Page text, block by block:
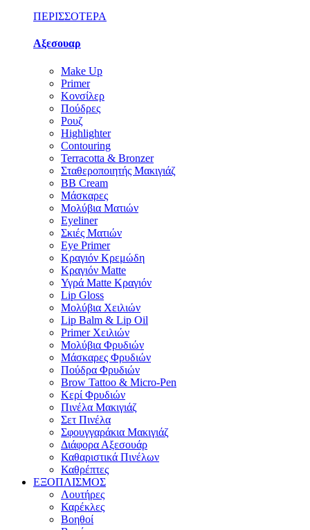
ΠΕΡΙΣΣΟΤΕΡΑ
Αξεσουαρ
Make Up
Primer
Κονσίλερ
Πούδρες
Ρουζ
Highlighter
Contouring
Terracotta & Bronzer
Σταθεροποιητής Μακιγιάζ
BB Cream
Μάσκαρες
Μολύβια Ματιών
Eyeliner
Σκιές Ματιών
Eye Primer
Κραγιόν Κρεμώδη
Κραγιόν Matte
Υγρά Matte Κραγιόν
Lip Gloss
Μολύβια Χειλιών
Lip Balm & Lip Oil
Primer Χειλιών
Μολύβια Φρυδιών
Μάσκαρες Φρυδιών
Πούδρα Φρυδιών
Brow Tattoo & Micro-Pen
Κερί Φρυδιών
Πινέλα Μακιγιάζ
Σετ Πινέλα
Σφουγγαράκια Μακιγιάζ
Διάφορα Αξεσουάρ
Καθαριστικά Πινέλων
Καθρέπτες
ΕΞΟΠΛΙΣΜΟΣ
Λουτήρες
Καρέκλες
Βοηθοί